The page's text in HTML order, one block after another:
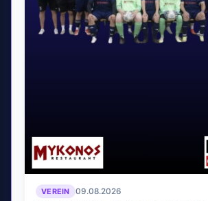
VEREIN 09.08.2026